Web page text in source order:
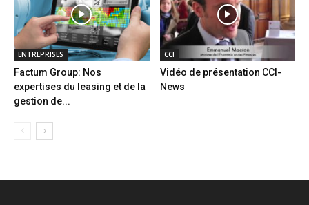
ENTREPRISES
Factum Group: Nos
expertises du leasing et de la
gestion de...
CCI
Vidéo de présentation CCI-
News